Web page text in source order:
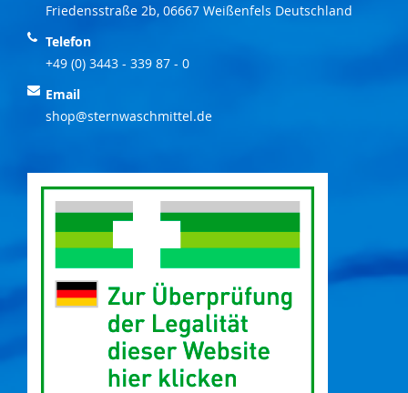
Friedensstraße 2b, 06667 Weißenfels Deutschland
Telefon
+49 (0) 3443 - 339 87 - 0
Email
shop@sternwaschmittel.de